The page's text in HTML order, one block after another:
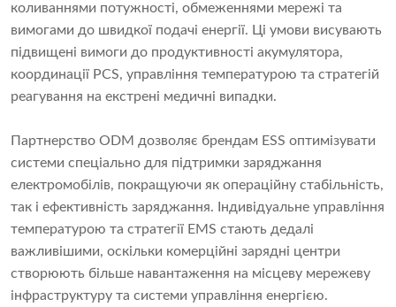
коливаннями потужності, обмеженнями мережі та
вимогами до швидкої подачі енергії. Ці умови висувають
підвищені вимоги до продуктивності акумулятора,
координації PCS, управління температурою та стратегій
реагування на екстрені медичні випадки.
Партнерство ODM дозволяє брендам ESS оптимізувати
системи спеціально для підтримки заряджання
електромобілів, покращуючи як операційну стабільність,
так і ефективність заряджання. Індивідуальне управління
температурою та стратегії EMS стають дедалі
важливішими, оскільки комерційні зарядні центри
створюють більше навантаження на місцеву мережеву
інфраструктуру та системи управління енергією.